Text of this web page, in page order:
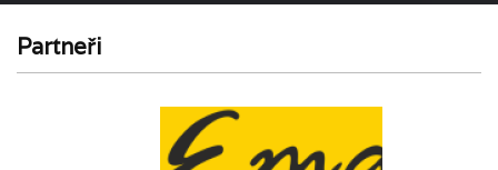
Partneři